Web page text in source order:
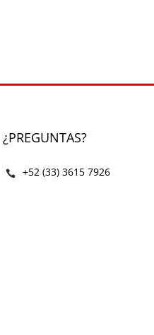
¿PREGUNTAS?
+52 (33) 3615 7926